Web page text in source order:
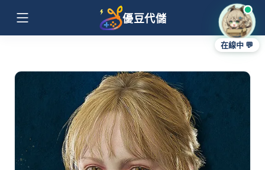
優豆代儲
在線中 💬